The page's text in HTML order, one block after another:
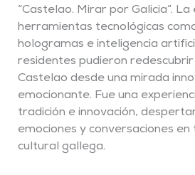
“Castelao. Mirar por Galicia”. La
herramientas tecnológicas
hologramas e inteligencia
residentes pudieron
Castelao desde una mirada
emocionante. Fue una
tradición e innovación,
emociones y conversaciones
cultural gallega.